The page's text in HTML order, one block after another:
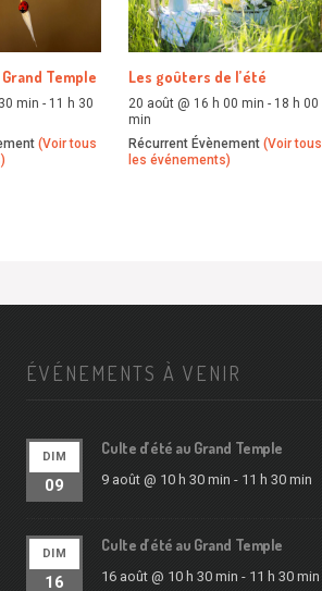
Temple
min - 11 h 30
(Voir tous
Les goûters de l’été
20 août @ 16 h 00 min - 18 h 00
min
Récurrent Évènement (Voir tous
les événements)
ÉVÉNEMENTS À VENIR
DIM
09
Culte d’été au Grand Temple
9 août @ 10 h 30 min - 11 h 30 min
DIM
16
Culte d’été au Grand Temple
16 août @ 10 h 30 min - 11 h 30 min